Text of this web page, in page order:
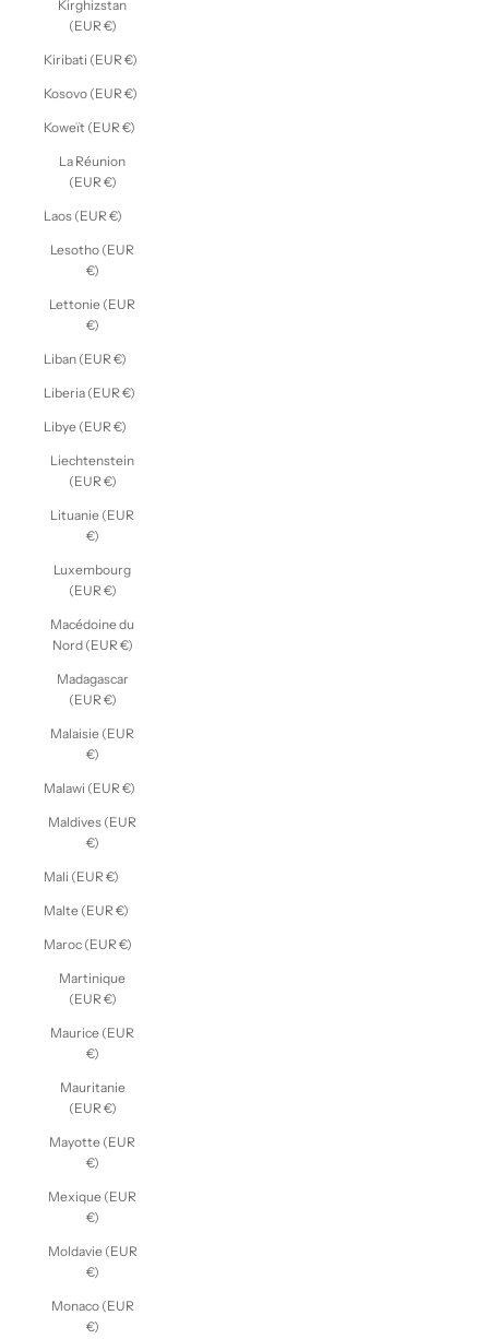
Kirghizstan
(EUR €)
Kiribati (EUR €)
Kosovo (EUR €)
Koweït (EUR €)
La Réunion
(EUR €)
Laos (EUR €)
Lesotho (EUR
€)
Lettonie (EUR
€)
Liban (EUR €)
Liberia (EUR €)
Libye (EUR €)
Liechtenstein
(EUR €)
Lituanie (EUR
€)
Luxembourg
(EUR €)
Macédoine du
Nord (EUR €)
Madagascar
(EUR €)
Malaisie (EUR
€)
Malawi (EUR €)
Maldives (EUR
€)
Mali (EUR €)
Malte (EUR €)
Maroc (EUR €)
Martinique
(EUR €)
Maurice (EUR
€)
Mauritanie
(EUR €)
Mayotte (EUR
€)
Mexique (EUR
€)
Moldavie (EUR
€)
Monaco (EUR
€)